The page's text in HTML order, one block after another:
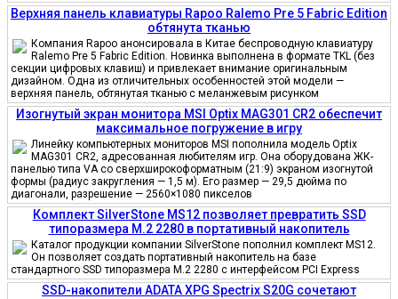
Верхняя панель клавиатуры Rapoo Ralemo Pre 5 Fabric Edition
обтянута тканью
Компания Rapoo анонсировала в Китае беспроводную клавиатуру
Ralemo Pre 5 Fabric Edition. Новинка выполнена в формате TKL (без
секции цифровых клавиш) и привлекает внимание оригинальным
дизайном. Одна из отличительных особенностей этой модели —
верхняя панель, обтянутая тканью с меланжевым рисунком
Изогнутый экран монитора MSI Optix MAG301 CR2 обеспечит
максимальное погружение в игру
Линейку компьютерных мониторов MSI пополнила модель Optix
MAG301 CR2, адресованная любителям игр. Она оборудована ЖК-
панелью типа VA со сверхширокоформатным (21:9) экраном изогнутой
формы (радиус закругления — 1,5 м). Его размер — 29,5 дюйма по
диагонали, разрешение — 2560×1080 пикселов
Комплект SilverStone MS12 позволяет превратить SSD
типоразмера M.2 2280 в портативный накопитель
Каталог продукции компании SilverStone пополнил комплект MS12.
Он позволяет создать портативный накопитель на базе
стандартного SSD типоразмера M.2 2280 с интерфейсом PCI Express
SSD-накопители ADATA XPG Spectrix S20G сочетают